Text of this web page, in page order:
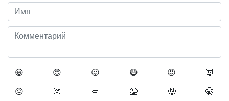
😀 😍 😛 😷 😡 👿
😖 💩 💋 🤮 🤑 🤫